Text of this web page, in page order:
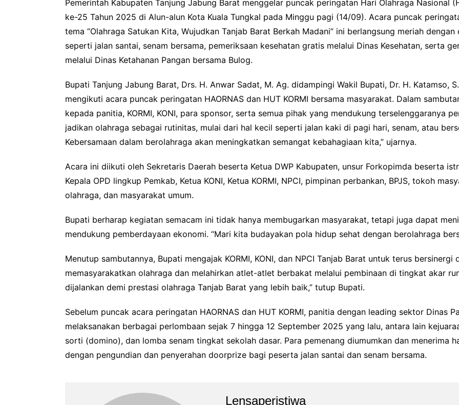
Pemerintah Kabupaten Tanjung Jabung Barat menggelar puncak peringatan Hari Olahraga Nasional
ke-25 Tahun 2025 di Alun-alun Kota Kuala Tungkal pada Minggu pagi (14/09). Acara puncak
tema “Olahraga Satukan Kita, Wujudkan Tanjab Barat Berkah Madani” ini berlangsung meriah
seperti jalan santai, senam bersama, pemeriksaan kesehatan gratis melalui Dinas Kesehatan, serta
melalui Dinas Ketahanan Pangan bersama Bulog.
Bupati Tanjung Jabung Barat, Drs. H. Anwar Sadat, M. Ag. didampingi Wakil Bupati, Dr. H. Katamso,
mengikuti acara puncak peringatan HAORNAS dan HUT KORMI bersama masyarakat. Dalam
kepada panitia, KORMI, KONI, para sponsor, serta semua pihak yang mendukung terselenggaranya
jadikan olahraga sebagai rutinitas, mulai dari hal kecil seperti jalan kaki di pagi hari, senam, atau
Kebersamaan dalam berolahraga akan meningkatkan semangat kebahagiaan kita,” ujarnya.
Acara ini diikuti oleh Sekretaris Daerah beserta Ketua DWP Kabupaten, unsur Forkopimda beserta
Kepala OPD lingkup Pemkab, Ketua KONI, Ketua KORMI, NPCI, pimpinan perbankan, BPJS, tokoh
olahraga, dan masyarakat umum.
Bupati berharap kegiatan semacam ini tidak hanya membugarkan masyarakat, tetapi juga dapat
mendukung pemberdayaan ekonomi. “Mari kita budayakan pola hidup sehat dengan berolahraga
Menutup sambutannya, Bupati mengajak KORMI, KONI, dan NPCI Tanjab Barat untuk terus bersinergi
memasyarakatkan olahraga dan melahirkan atlet-atlet berbakat melalui pembinaan di tingkat akar
dijalankan demi prestasi olahraga Tanjab Barat yang lebih baik,” tutup Bupati.
Sebelum puncak acara peringatan HAORNAS dan HUT KORMI, panitia dengan leading sektor Dinas
melaksanakan berbagai perlombaan sejak 7 hingga 12 September 2025 yang lalu, antara lain
sorti (domino), dan lomba senam tingkat sekolah dasar. Para pemenang diumumkan dan menerima
dengan pengundian dan penyerahan doorprize bagi peserta jalan santai dan senam bersama.
Lensaperistiwa